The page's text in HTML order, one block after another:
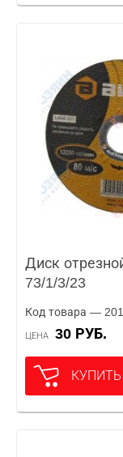
Диск
73/1/3/23
Код товара —
ЦЕНА 30 РУБ.
КУПИТЬ